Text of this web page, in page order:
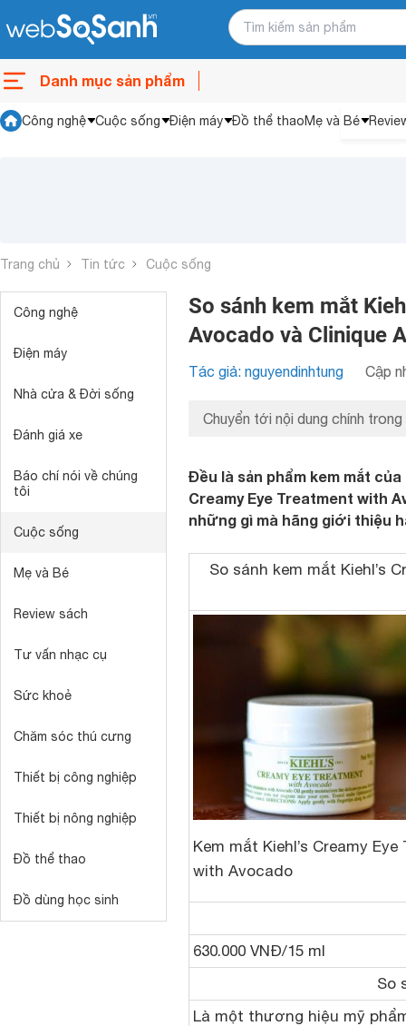
Danh mục sản phẩm
Công nghệ Cuộc sống Điện máy Đồ thể thaoMẹ và Bé
Trang chủ Tin tức Cuộc sống
Công nghệ
Điện máy
Nhà cửa & Đời sống
Đánh giá xe
Báo chí nói về chúng
tôi
Cuộc sống
Mẹ và Bé
Review sách
Tư vấn nhạc cụ
Sức khoẻ
Chăm sóc thú cưng
Thiết bị công nghiệp
Thiết bị nông nghiệp
Đồ thể thao
Đồ dùng học sinh
So sánh kem mắt
Avocado và Clinique
Tác giả: nguyendinhtung Cập
Chuyển tới nội dung chính trong
Đều là sản phẩm kem mắt
Creamy Eye Treatment with
những gì mà hãng giới thiệu
So sánh kem mắt Kiehl’s
Kem mắt Kiehl’s Creamy
with Avocado
630.000 VNĐ/15 ml
So
Là một thương hiệu mỹ